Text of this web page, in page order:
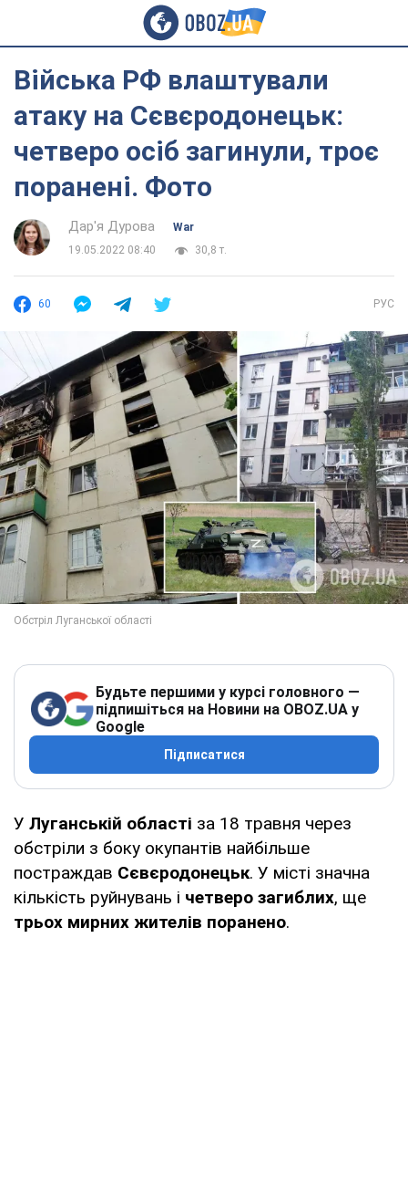
Війська РФ влаштували
атаку на Сєвєродонецьк:
четверо осіб загинули, троє
поранені. Фото
Дар'я Дурова
War
19.05.2022 08:40
30,8 т.
60 РУС
Будьте першими у курсі головного —
підпишіться на Новини на OBOZ.UA у
Google
Підписатися
У Луганській області за 18 травня через
обстріли з боку окупантів найбільше
постраждав Сєвєродонецьк. У місті значна
кількість руйнувань і четверо загиблих, ще
трьох мирних жителів поранено.